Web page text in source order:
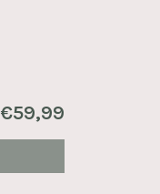
€59,99